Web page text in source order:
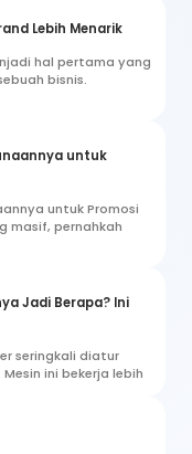
Lebih Menarik
hal pertama yang
bisnis.
untuk
untuk Promosi
masif, pernahkah
Jadi Berapa? Ini
seringkali diatur
ini bekerja lebih